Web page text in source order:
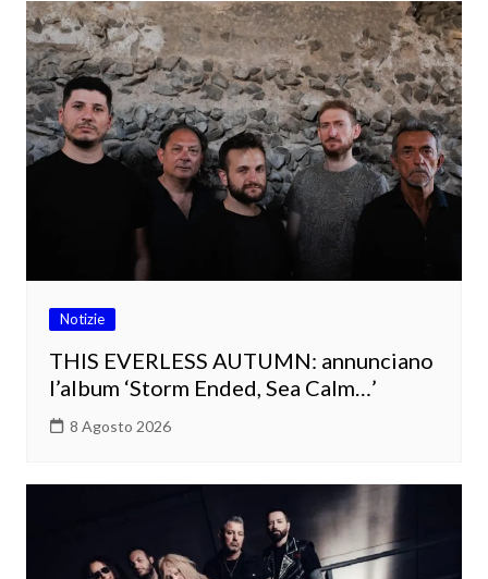
Notizie
THIS EVERLESS AUTUMN: annunciano
l’album ‘Storm Ended, Sea Calm…’
8 Agosto 2026